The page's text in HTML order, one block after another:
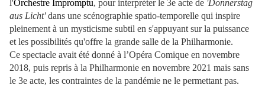
l'Orchestre Impromptu, pour interpréter le 3e acte de 'Donnerstag
aus Licht'dans une scénographie spatio-temporelle qui inspire
pleinement à un mysticisme subtil en s'appuyant sur la puissance
et les possibilités qu'offre la grande salle de la Philharmonie.
Ce spectacle avait été donné à l’Opéra Comique en novembre
2018, puis repris à la Philharmonie en novembre 2021 mais sans
le 3e acte, les contraintes de la pandémie ne le permettant pas.